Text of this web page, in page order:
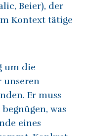
Beier), der
Kontext tätige
um die
unseren
Er muss
was
eines